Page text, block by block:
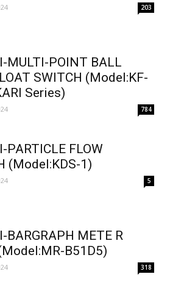
203
MULTI-POINT BALL
SWITCH (Model:KF-
Series)
784
PARTICLE FLOW
(Model:KDS-1)
5
BARGRAPH METE R
B51D5)
318